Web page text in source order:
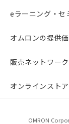
eラーニング・セ
オムロンの提供
販売ネットワーク
オンラインストア
OMRON